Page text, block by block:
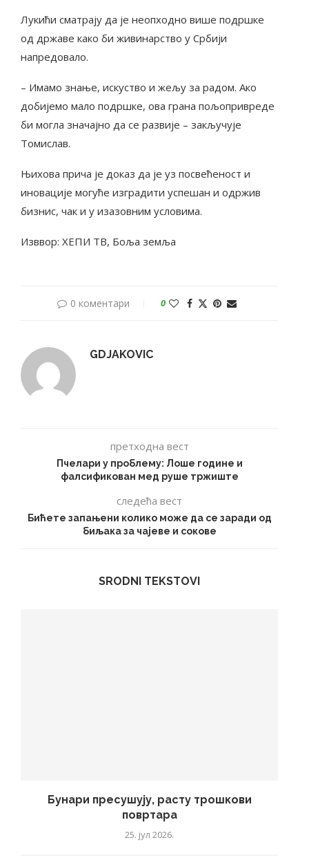
Лукићи сматрају да је неопходно више подршке
од државе како би живинарство у Србији
напредовало.
– Имамо знање, искуство и жељу за радом. Ако
добијемо мало подршке, ова грана пољопривреде
би могла значајно да се развије – закључује
Томислав.
Њихова прича је доказ да је уз посвећеност и
иновације могуће изградити успешан и одржив
бизнис, чак и у изазовним условима.
Изввор: ХЕПИ ТВ, Боља земља
0 коментари 0
GDJAKOVIC
претходна вест
Пчелари у проблему: Лоше године и
фалсификован мед руше тржиште
следећа вест
Бићете запањени колико може да се заради од
биљака за чајеве и сокове
SRODNI TEKSTOVI
Бунари пресушују, расту трошкови
повртара
25. јул 2026.